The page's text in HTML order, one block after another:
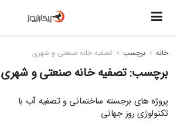
خانه برچسب تصفیه خانه صنعتی و شهری
برچسب:تصفیه خانه صنعتی و شهری
پروژه های برجسته ساختمانی و تصفیه آب با
تکنولوژی روز جهانی